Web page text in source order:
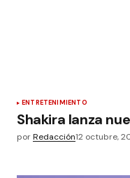
ENTRETENIMIENTO
Shakira lanza
porRedacción12 octubre,